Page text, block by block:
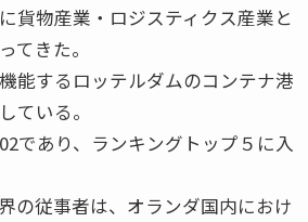
貨物産業・ロジスティクス産業と
てきた。
能するロッテルダムのコンテナ港
ている。
であり、ランキングトップ５に入
の従事者は、オランダ国内におけ